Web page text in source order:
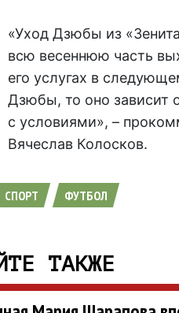
«Уход Дзюбы из
всю весеннюю часть
его услугах в
Дзюбы, то оно зависит
с условиями», –
Вячеслав Колосков.
СПОРТ ФУТБОЛ
ТАКЖЕ